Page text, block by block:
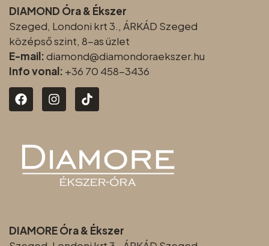
DIAMOND Óra & Ékszer
Szeged, Londoni krt 3., ÁRKÁD Szeged
középső szint, 8-as üzlet
E-mail:diamond@diamondoraekszer.hu
Info vonal: +36 70 458-3436
DIAMORE Óra & Ékszer